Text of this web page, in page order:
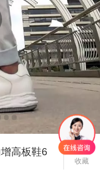
高板鞋6
收藏